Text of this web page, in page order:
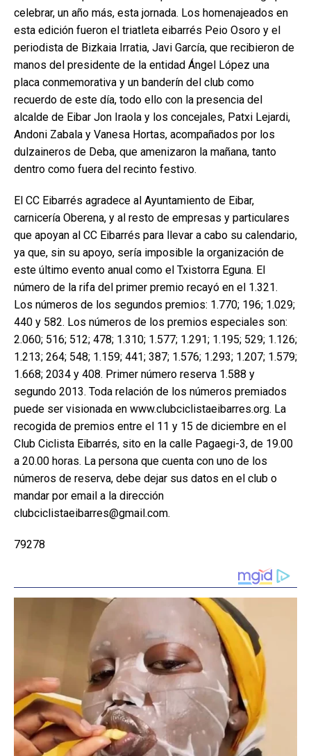
celebrar, un año más, esta jornada. Los homenajeados en
esta edición fueron el triatleta eibarrés Peio Osoro y el
periodista de Bizkaia Irratia, Javi García, que recibieron de
manos del presidente de la entidad Ángel López una
placa conmemorativa y un banderín del club como
recuerdo de este día, todo ello con la presencia del
alcalde de Eibar Jon Iraola y los concejales, Patxi Lejardi,
Andoni Zabala y Vanesa Hortas, acompañados por los
dulzaineros de Deba, que amenizaron la mañana, tanto
dentro como fuera del recinto festivo.
El CC Eibarrés agradece al Ayuntamiento de Eibar,
carnicería Oberena, y al resto de empresas y particulares
que apoyan al CC Eibarrés para llevar a cabo su calendario,
ya que, sin su apoyo, sería imposible la organización de
este último evento anual como el Txistorra Eguna. El
número de la rifa del primer premio recayó en el 1.321.
Los números de los segundos premios: 1.770; 196; 1.029;
440 y 582. Los números de los premios especiales son:
2.060; 516; 512; 478; 1.310; 1.577; 1.291; 1.195; 529; 1.126;
1.213; 264; 548; 1.159; 441; 387; 1.576; 1.293; 1.207; 1.579;
1.668; 2034 y 408. Primer número reserva 1.588 y
segundo 2013. Toda relación de los números premiados
puede ser visionada en www.clubciclistaeibarres.org. La
recogida de premios entre el 11 y 15 de diciembre en el
Club Ciclista Eibarrés, sito en la calle Pagaegi-3, de 19.00
a 20.00 horas. La persona que cuenta con uno de los
números de reserva, debe dejar sus datos en el club o
mandar por email a la dirección
clubciclistaeibarres@gmail.com.
79278